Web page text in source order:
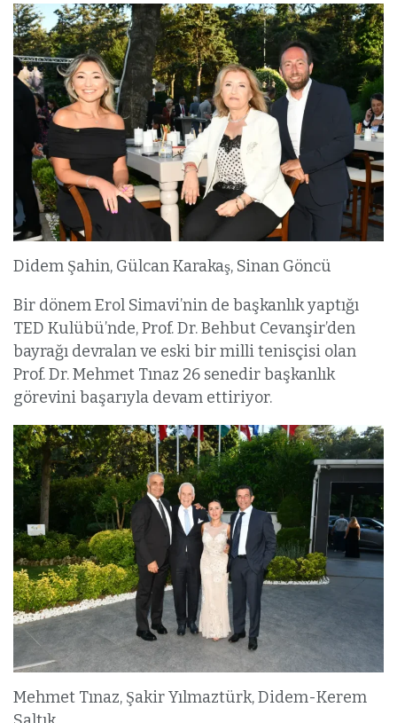
Didem Şahin, Gülcan Karakaş, Sinan Göncü
Bir dönem Erol Simavi’nin de başkanlık yaptığı
TED Kulübü’nde, Prof. Dr. Behbut Cevanşir’den
bayrağı devralan ve eski bir milli tenisçisi olan
Prof. Dr. Mehmet Tınaz 26 senedir başkanlık
görevini başarıyla devam ettiriyor.
Mehmet Tınaz, Şakir Yılmaztürk, Didem-Kerem